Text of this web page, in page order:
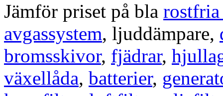
Jämför priset på bla rostfria
avgassystem, ljuddämpare,
bromsskivor, fjädrar,
växellåda, batterier,